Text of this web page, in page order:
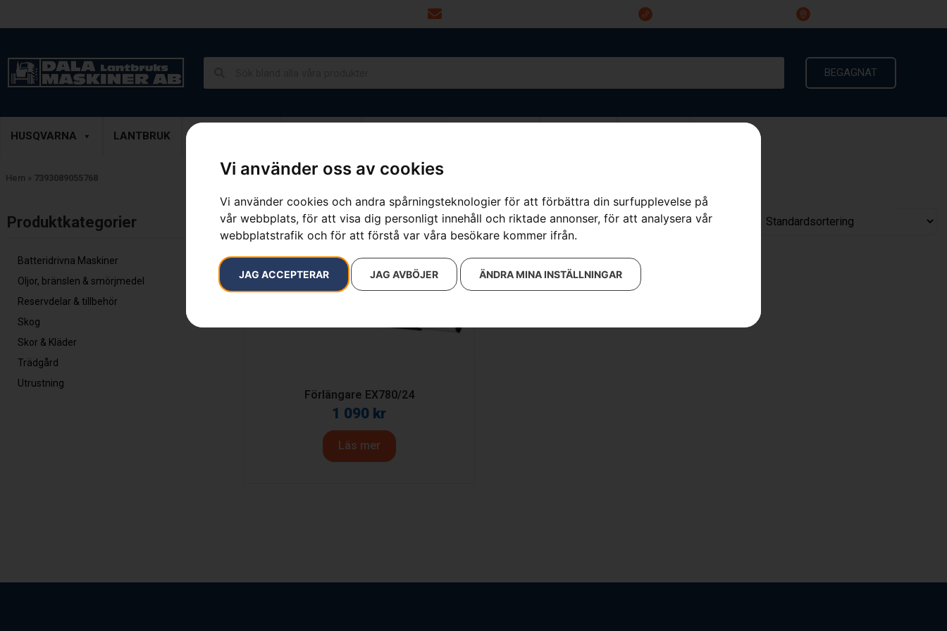
Vi använder oss av cookies
Vi använder cookies och andra spårningsteknologier för att förbättra din surfupplevelse på
vår webbplats, för att visa dig personligt innehåll och riktade annonser, för att analysera vår
webbplatstrafik och för att förstå var våra besökare kommer ifrån.
JAG ACCEPTERAR JAG AVBÖJER ÄNDRA MINA INSTÄLLNINGAR
BEGAGNAT
HUSQVARNA LANTBRUK
Hem » 7393089055768
Produktkategorier​
Batteridrivna Maskiner
Oljor, bränslen & smörjmedel
Reservdelar & tillbehör
Skog
Skor & Kläder
Trädgård
Utrustning
Endast ett sökresultat
Förlängare EX780/24
1 090 kr
Läs mer